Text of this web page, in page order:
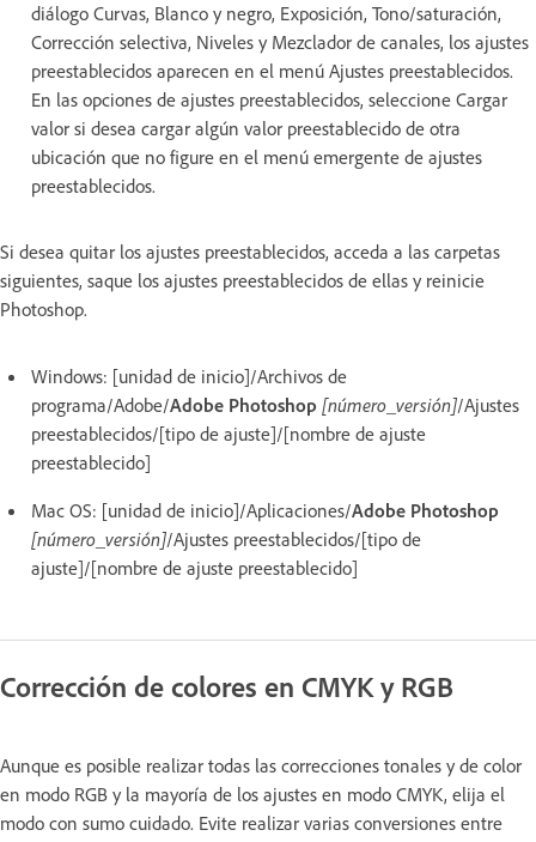
diálogo Curvas, Blanco y negro, Exposición, Tono/saturación,
Corrección selectiva, Niveles y Mezclador de canales, los ajustes
preestablecidos aparecen en el menú Ajustes preestablecidos.
En las opciones de ajustes preestablecidos, seleccione Cargar
valor si desea cargar algún valor preestablecido de otra
ubicación que no figure en el menú emergente de ajustes
preestablecidos.
Si desea quitar los ajustes preestablecidos, acceda a las carpetas
siguientes, saque los ajustes preestablecidos de ellas y reinicie
Photoshop.
Windows: [unidad de inicio]/Archivos de
programa/Adobe/Adobe Photoshop [número_versión]/Ajustes
preestablecidos/[tipo de ajuste]/[nombre de ajuste
preestablecido]
Mac OS: [unidad de inicio]/Aplicaciones/Adobe Photoshop
[número_versión]/Ajustes preestablecidos/[tipo de
ajuste]/[nombre de ajuste preestablecido]
Corrección de colores en CMYK y RGB
Aunque es posible realizar todas las correcciones tonales y de color
en modo RGB y la mayoría de los ajustes en modo CMYK, elija el
modo con sumo cuidado. Evite realizar varias conversiones entre